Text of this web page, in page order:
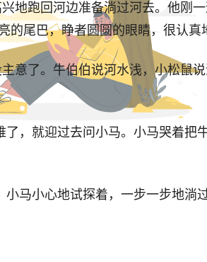
跑回河边准备淌过河去。他刚一
尾巴，睁者圆圆的眼睛，很认真
了。牛伯伯说河水浅，小松鼠
就迎过去问小马。小马哭着把
小心地试探着，一步一步地淌